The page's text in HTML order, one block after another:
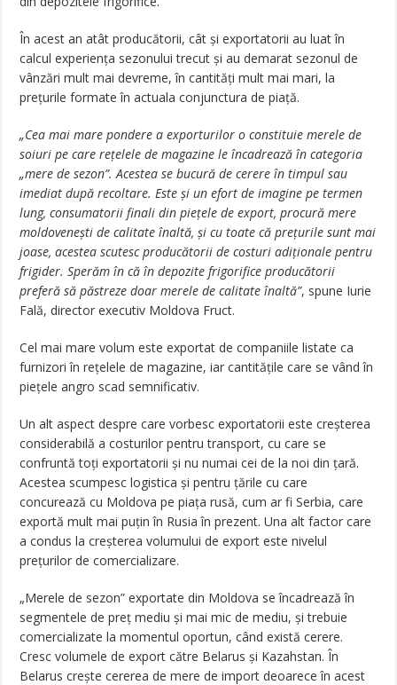
În acest an atât producătorii, cât și exportatorii au luat în
calcul experiența sezonului trecut și au demarat sezonul de
vânzări mult mai devreme, în cantități mult mai mari, la
prețurile formate în actuala conjunctura de piață.
„Cea mai mare pondere a exporturilor o constituie merele de
soiuri pe care rețelele de magazine le încadrează în categoria
„mere de sezon”. Acestea se bucură de cerere în timpul sau
imediat după recoltare. Este și un efort de imagine pe termen
lung, consumatorii finali din piețele de export, procură mere
moldovenești de calitate înaltă, și cu toate că prețurile sunt mai
joase, acestea scutesc producătorii de costuri adiționale pentru
frigider. Sperăm în că în depozite frigorifice producătorii
preferă să păstreze doar merele de calitate înaltă”, spune Iurie
Fală, director executiv Moldova Fruct.
Cel mai mare volum este exportat de companiile listate ca
furnizori în rețelele de magazine, iar cantitățile care se vând în
piețele angro scad semnificativ.
Un alt aspect despre care vorbesc exportatorii este creșterea
considerabilă a costurilor pentru transport, cu care se
confruntă toți exportatorii și nu numai cei de la noi din țară.
Acestea scumpesc logistica și pentru țările cu care
concurează cu Moldova pe piața rusă, cum ar fi Serbia, care
exportă mult mai puțin în Rusia în prezent. Una alt factor care
a condus la creșterea volumului de export este nivelul
prețurilor de comercializare.
„Merele de sezon” exportate din Moldova se încadrează în
segmentele de preț mediu și mai mic de mediu, și trebuie
comercializate la momentul oportun, când există cerere.
Cresc volumele de export către Belarus și Kazahstan. În
Belarus crește cererea de mere de import deoarece în acest